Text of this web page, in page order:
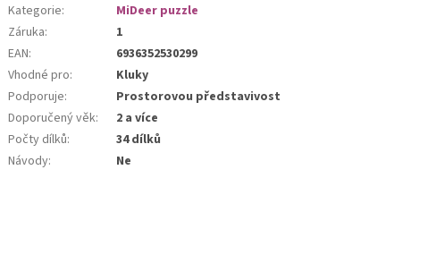
Kategorie:
MiDeer puzzle
Záruka:
1
EAN:
6936352530299
Vhodné pro:
Kluky
Podporuje:
Prostorovou představivost
Doporučený věk:
2 a více
Počty dílků:
34 dílků
Návody: Ne